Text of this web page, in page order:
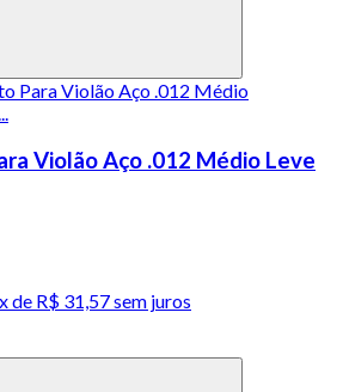
Violão Aço .012 Médio Leve
de R$ 31,57 sem juros